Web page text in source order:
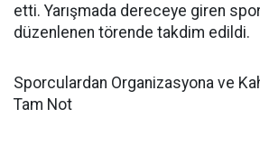
etti. Yarışmada dereceye giren
düzenlenen törende takdim edildi.
Sporculardan Organizasyona ve
Tam Not